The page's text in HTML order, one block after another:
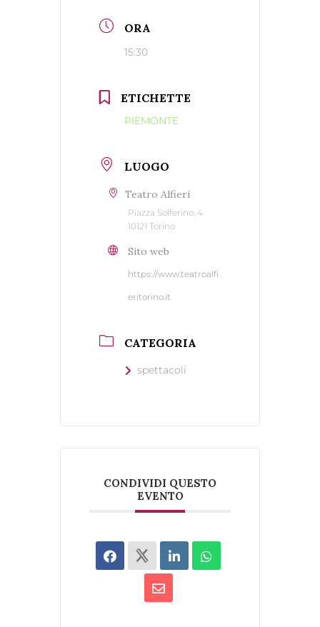
ORA
15:30
ETICHETTE
PIEMONTE
LUOGO
Teatro Alfieri
Piazza Solferino, 4
10121 Torino
Sito web
https://www.teatroalfi
eritorino.it
CATEGORIA
spettacoli
CONDIVIDI QUESTO
EVENTO